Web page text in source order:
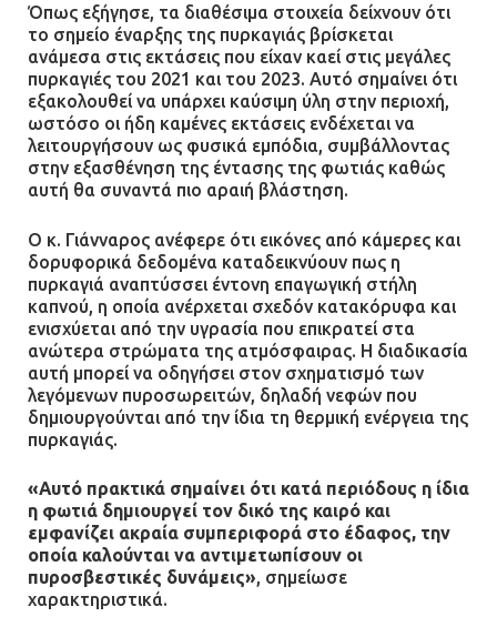
Όπως εξήγησε, τα διαθέσιμα στοιχεία δείχνουν ότι
το σημείο έναρξης της πυρκαγιάς βρίσκεται
ανάμεσα στις εκτάσεις που είχαν καεί στις μεγάλες
πυρκαγιές του 2021 και του 2023. Αυτό σημαίνει ότι
εξακολουθεί να υπάρχει καύσιμη ύλη στην περιοχή,
ωστόσο οι ήδη καμένες εκτάσεις ενδέχεται να
λειτουργήσουν ως φυσικά εμπόδια, συμβάλλοντας
στην εξασθένηση της έντασης της φωτιάς καθώς
αυτή θα συναντά πιο αραιή βλάστηση.
Ο κ. Γιάνναρος ανέφερε ότι εικόνες από κάμερες και
δορυφορικά δεδομένα καταδεικνύουν πως η
πυρκαγιά αναπτύσσει έντονη επαγωγική στήλη
καπνού, η οποία ανέρχεται σχεδόν κατακόρυφα και
ενισχύεται από την υγρασία που επικρατεί στα
ανώτερα στρώματα της ατμόσφαιρας. Η διαδικασία
αυτή μπορεί να οδηγήσει στον σχηματισμό των
λεγόμενων πυροσωρειτών, δηλαδή νεφών που
δημιουργούνται από την ίδια τη θερμική ενέργεια της
πυρκαγιάς.
«Αυτό πρακτικά σημαίνει ότι κατά περιόδους η ίδια
η φωτιά δημιουργεί τον δικό της καιρό και
εμφανίζει ακραία συμπεριφορά στο έδαφος, την
οποία καλούνται να αντιμετωπίσουν οι
πυροσβεστικές δυνάμεις», σημείωσε
χαρακτηριστικά.